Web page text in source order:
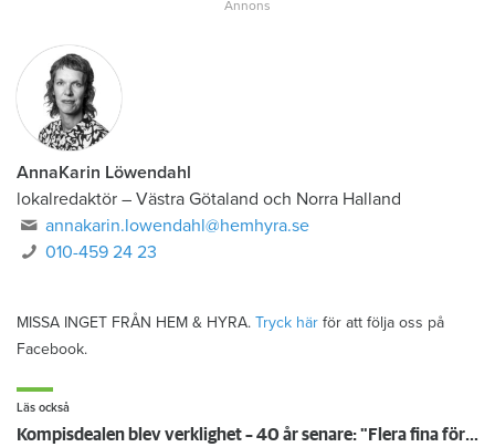
AnnaKarin Löwendahl
lokalredaktör – Västra Götaland och Norra Halland
annakarin.lowendahl@hemhyra.se
010-459 24 23
MISSA INGET FRÅN HEM & HYRA. Tryck här för att följa oss på
Facebook.
Läs också
Kompisdealen blev verklighet – 40 år senare: "Flera fina fördelar med att dela bostad"